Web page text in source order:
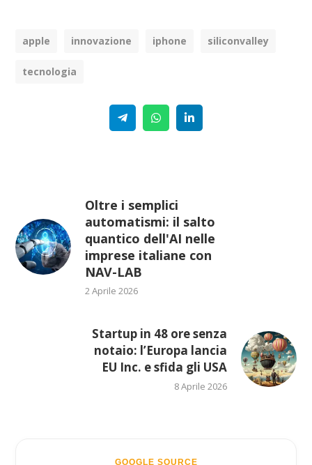
apple innovazione iphone siliconvalley
tecnologia
TelegramWhatsApp
Oltre i semplici
automatismi: il salto
quantico dell'AI nelle
imprese italiane con
NAV-LAB
2 Aprile 2026
Startup in 48 ore senza
notaio: l’Europa lancia
EU Inc. e sfida gli USA
8 Aprile 2026
GOOGLE SOURCE